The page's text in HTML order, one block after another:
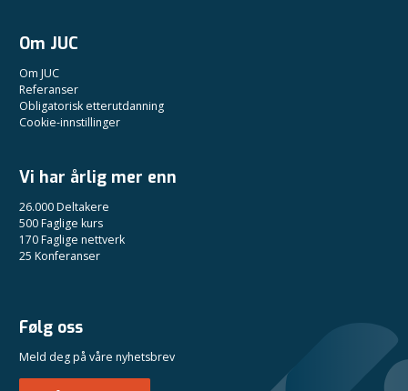
Om JUC
Om JUC
Referanser
Obligatorisk etterutdanning
Cookie-innstillinger
Vi har årlig mer enn
26.000 Deltakere
500 Faglige kurs
170 Faglige nettverk
25 Konferanser
Følg oss
Meld deg på våre nyhetsbrev